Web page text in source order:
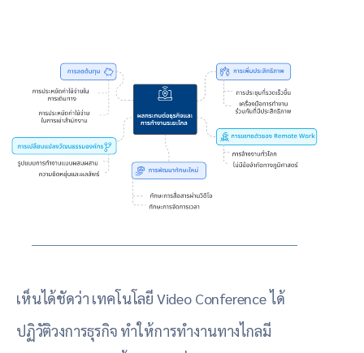
เห็นได้ชัดว่า เทคโนโลยี Video Conference ได้
ปฏิวัติวงการธุรกิจ ทำให้การทำงานทางไกลมี